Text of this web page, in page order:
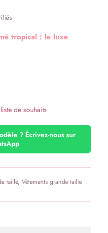
tropical : le luxe
50/52
de souhaits
? Écrivez-nous sur
taille, Vêtements grande taille